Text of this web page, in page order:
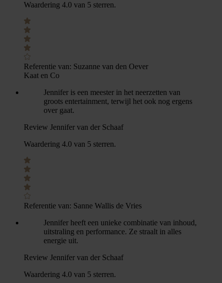
Waardering 4.0 van 5 sterren.
Referentie van: Suzanne van den Oever
Kaat en Co
Jennifer is een meester in het neerzetten van
groots entertainment, terwijl het ook nog ergens
over gaat.
Review Jennifer van der Schaaf
Waardering 4.0 van 5 sterren.
Referentie van: Sanne Wallis de Vries
Jennifer heeft een unieke combinatie van inhoud,
uitstraling en performance. Ze straalt in alles
energie uit.
Review Jennifer van der Schaaf
Waardering 4.0 van 5 sterren.